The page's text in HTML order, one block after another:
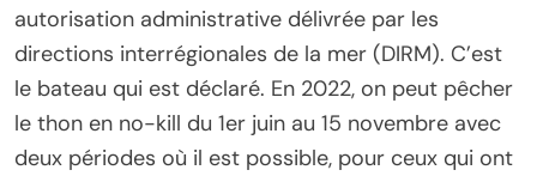
autorisation administrative délivrée par les
directions interrégionales de la mer (DIRM). C’est
le bateau qui est déclaré. En 2022, on peut pêcher
le thon en no-kill du 1er juin au 15 novembre avec
deux périodes où il est possible, pour ceux qui ont